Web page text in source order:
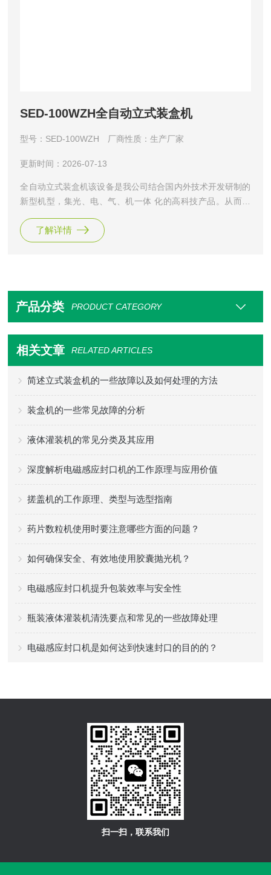
SED-100WZH全自动立式装盒机
型号：SED-100WZH 厂商性质：生产厂家
更新时间：2026-07-13
全自动立式装盒机该设备是我公司结合国内外技术开发研制的
新型机型，集光、电、气、机一体 化的高科技产品。从而使
且在快速运行时仍保持平稳、可靠状态。
了解详情
产品分类 PRODUCT CATEGORY
相关文章 RELATED ARTICLES
简述立式装盒机的一些故障以及如何处理的方法
装盒机的一些常见故障的分析
液体灌装机的常见分类及其应用
深度解析电磁感应封口机的工作原理与应用价值
搓盖机的工作原理、类型与选型指南
药片数粒机使用时要注意哪些方面的问题？
如何确保安全、有效地使用胶囊抛光机？
电磁感应封口机提升包装效率与安全性
瓶装液体灌装机清洗要点和常见的一些故障处理
电磁感应封口机是如何达到快速封口的目的的？
扫一扫，联系我们